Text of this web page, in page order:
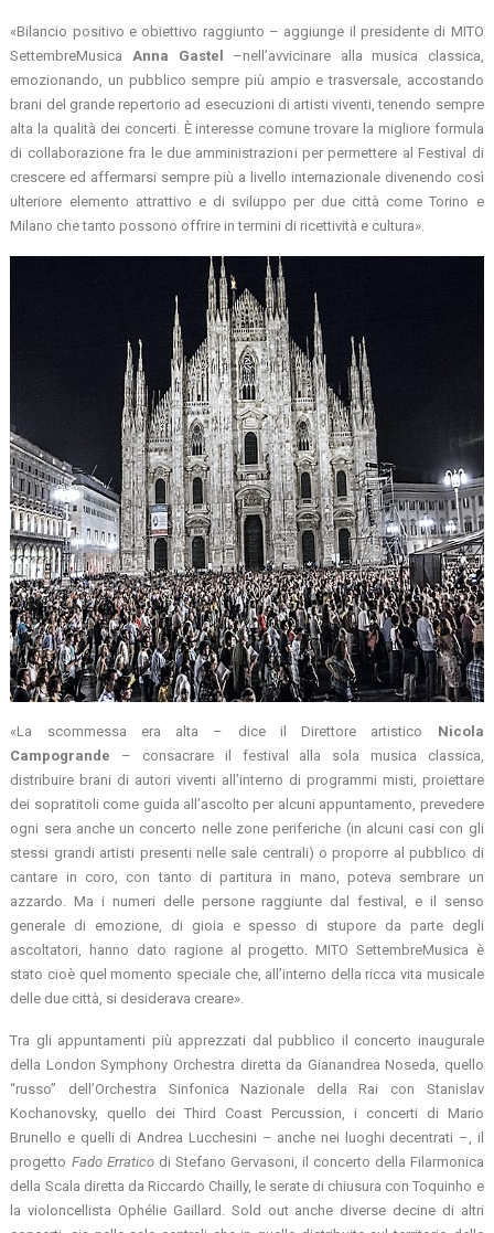
«Bilancio positivo e obiettivo raggiunto – aggiunge il presidente di MITO
SettembreMusica Anna Gastel
–nell’avvicinare alla musica classica,
emozionando, un pubblico sempre più ampio e trasversale, accostando
brani del grande repertorio ad esecuzioni di artisti viventi, tenendo sempre
alta la qualità dei concerti. È interesse comune trovare la migliore formula
di collaborazione fra le due amministrazioni per permettere al Festival di
crescere ed affermarsi sempre più a livello internazionale divenendo così
ulteriore elemento attrattivo e di sviluppo per due città come Torino e
Milano che tanto possono offrire in termini di ricettività e cultura».
«La scommessa era alta – dice il Direttore artistico Nicola
Campogrande – consacrare il festival alla sola musica classica,
distribuire brani di autori viventi all’interno di programmi misti, proiettare
dei sopratitoli come guida all’ascolto per alcuni appuntamento, prevedere
ogni sera anche un concerto nelle zone periferiche (in alcuni casi con gli
stessi grandi artisti presenti nelle sale centrali) o proporre al pubblico di
cantare in coro, con tanto di partitura in mano, poteva sembrare un
azzardo. Ma i numeri delle persone raggiunte dal festival, e il senso
generale di emozione, di gioia e spesso di stupore da parte degli
ascoltatori, hanno dato ragione al progetto. MITO SettembreMusica è
stato cioè quel momento speciale che, all’interno della ricca vita musicale
delle due città, si desiderava creare».
Tra gli appuntamenti più apprezzati dal pubblico il concerto inaugurale
della London Symphony Orchestra diretta da Gianandrea Noseda, quello
“russo” dell’Orchestra Sinfonica Nazionale della Rai con Stanislav
Kochanovsky, quello dei Third Coast Percussion, i concerti di Mario
Brunello e quelli di Andrea Lucchesini – anche nei luoghi decentrati –, il
progetto Fado Erraticodi Stefano Gervasoni, il concerto della Filarmonica
della Scala diretta da Riccardo Chailly, le serate di chiusura con Toquinho e
la violoncellista Ophélie Gaillard. Sold out anche diverse decine di altri